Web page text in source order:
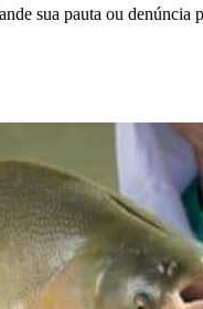
sua pauta ou denúncia